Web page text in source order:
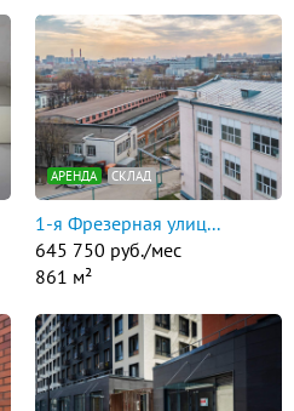
АРЕНДА СКЛАД
1-я Фрезерная улиц...
645 750 руб./мес
861 м²